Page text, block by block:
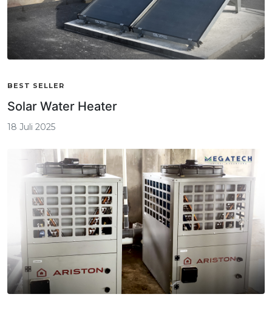
BEST SELLER
Solar Water Heater
18 Juli 2025